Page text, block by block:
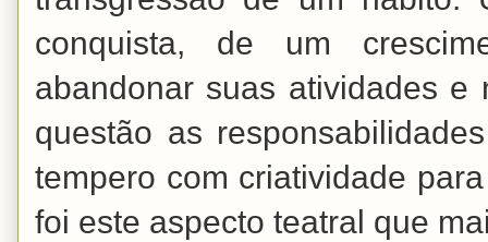
conquista, de um
abandonar suas atividades e
questão as
tempero com criatividade
foi este aspecto teatral que